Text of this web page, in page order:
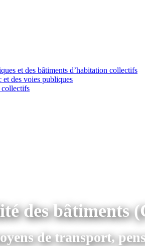
et des bâtiments d’habitation collectifs
des voies publiques
collectifs
des bâtiments
de transport,